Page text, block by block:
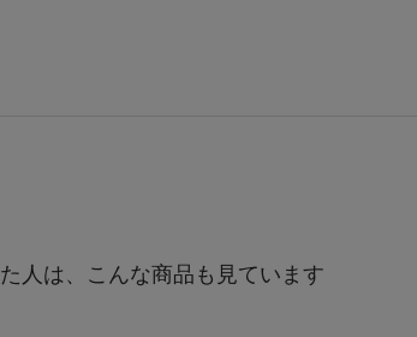
人は、こんな商品も見ています